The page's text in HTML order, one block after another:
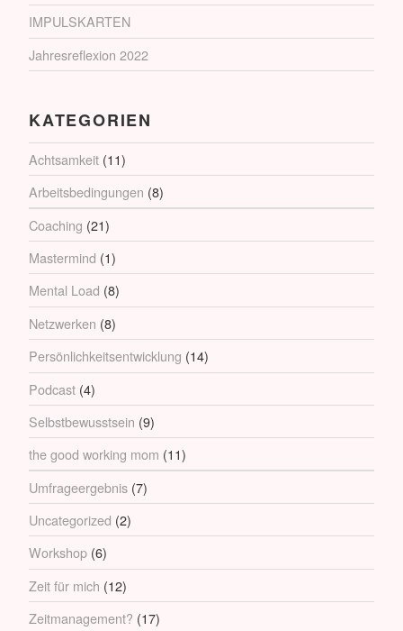
IMPULSKARTEN
Jahresreflexion 2022
KATEGORIEN
Achtsamkeit (11)
Arbeitsbedingungen (8)
Coaching (21)
Mastermind (1)
Mental Load (8)
Netzwerken (8)
Persönlichkeitsentwicklung (14)
Podcast (4)
Selbstbewusstsein (9)
the good working mom (11)
Umfrageergebnis (7)
Uncategorized (2)
Workshop (6)
Zeit für mich (12)
Zeitmanagement? (17)